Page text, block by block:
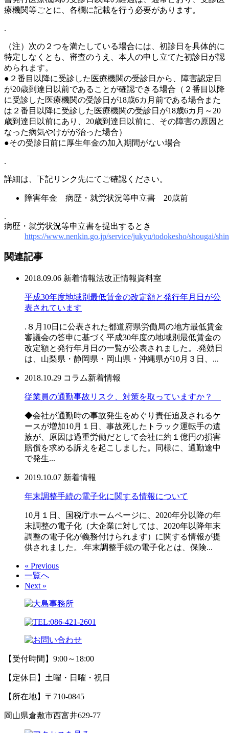
療機関等ごとに、各欄に記載を行う必要があります。
.
（注）次の２つを満たしている場合には、初診日を具体的に
特定しなくとも、審査のうえ、本人の申し立てた初診日が認
められます。
●２番目以降に受診した医療機関の受診日から、障害認定日
が20歳到達日以前であることが確認できる場合（２番目以降
に受診した医療機関の受診日が18歳6カ月前である場合また
は２番目以降に受診した医療機関の受診日が18歳6カ月～20
歳到達日以前にあり、20歳到達日以前に、その障害の原因と
なった病気やけがが治った場合）
●その受診日前に厚生年金の加入期間がない場合
.
詳細は、下記リンク先にてご確認ください。
障害年金 病歴・就労状況等申立書 20歳前
.
病歴・就労状況等申立書を提出するとき
https://www.nenkin.go.jp/service/jukyu/todokesho/shougai/
関連記事
2018.09.06 新着情報法改正情報資料室
平成30年度地域別最低賃金の改定額と発行年月日が公
表されています
.８月10日に公表された都道府県労働局の地方最低賃金
審議会の答申に基づく平成30年度の地域別最低賃金の
改定額と発行年月日の一覧が公表されました。.発効日
は、山梨県・静岡県・岡山県・沖縄県が10月３日、...
2018.10.29 コラム新着情報
従業員の通勤事故リスク、対策を取っていますか？
◆会社が通勤時の事故発生をめぐり責任追及されるケ
ースが増加10月１日、事故死したトラック運転手の遺
族が、原因は過重労働だとして会社に約１億円の損害
賠償を求める訴えを起こしました。同様に、通勤途中
で発生...
2019.10.07 新着情報
年末調整手続の電子化に関する情報について
10月１日、国税庁ホームページに、2020年分以降の年
末調整の電子化（大企業に対しては、2020年以降年末
調整の電子化が義務付けられます）に関する情報が提
供されました。.年末調整手続の電子化とは、保険...
« Previous
一覧へ
Next »
【受付時間】9:00～18:00
【定休日】土曜・日曜・祝日
【所在地】〒710-0845
岡山県倉敷市西富井629-77